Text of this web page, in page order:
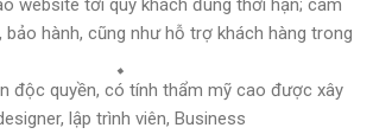
website tới quý khách đúng thời hạn; cam
hành, cũng như hỗ trợ khách hàng trong
độc quyền, có tính thẩm mỹ cao được xây
lập trình viên, Business